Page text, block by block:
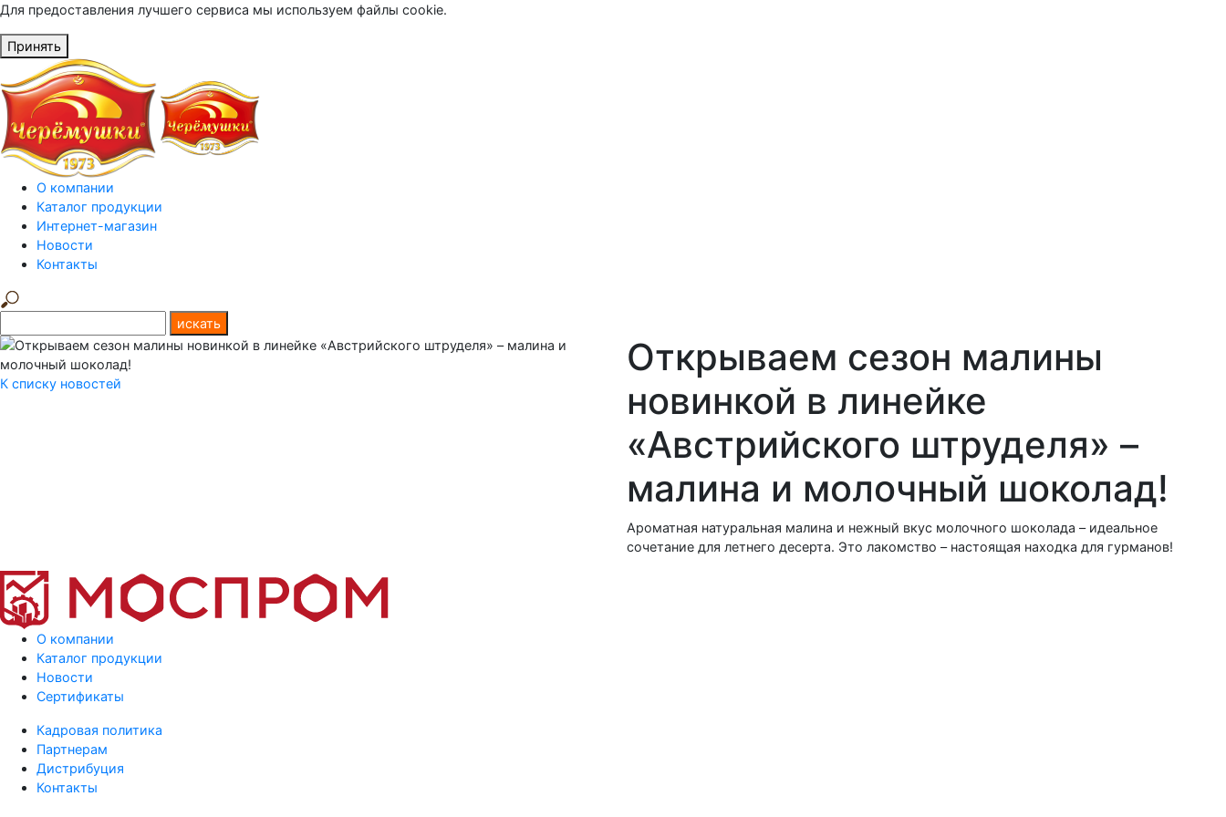
Для предоставления лучшего сервиса мы используем файлы cookie.
Принять
О компании
Каталог продукции
Интернет-магазин
Новости
Контакты
К списку новостей
Открываем сезон малины
новинкой в линейке
«Австрийского штруделя» –
малина и молочный шоколад!
Ароматная натуральная малина и нежный вкус молочного шоколада – идеальное
сочетание для летнего десерта. Это лакомство – настоящая находка для гурманов!
О компании
Каталог продукции
Новости
Сертификаты
Кадровая политика
Партнерам
Дистрибуция
Контакты